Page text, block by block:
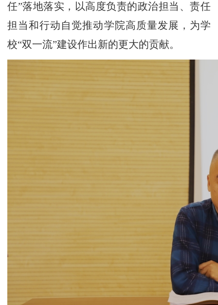
任”落地落实，以高度负责的政治担当、责任
担当和行动自觉推动学院高质量发展，为学
校“双一流”建设作出新的更大的贡献。